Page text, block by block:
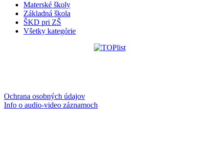
Materské školy
Základná škola
ŠKD pri ZŠ
Všetky kategórie
Ochrana osobných údajov
Info o audio-video záznamoch